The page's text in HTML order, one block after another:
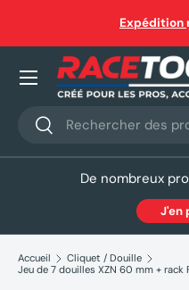
Aller au contenu
Expédition
Recherche
Rechercher
Nos produits
De nombreux
J'en
Accueil
Cliquet / Douille
Jeu de 7 douilles XZN 60 mm + rack